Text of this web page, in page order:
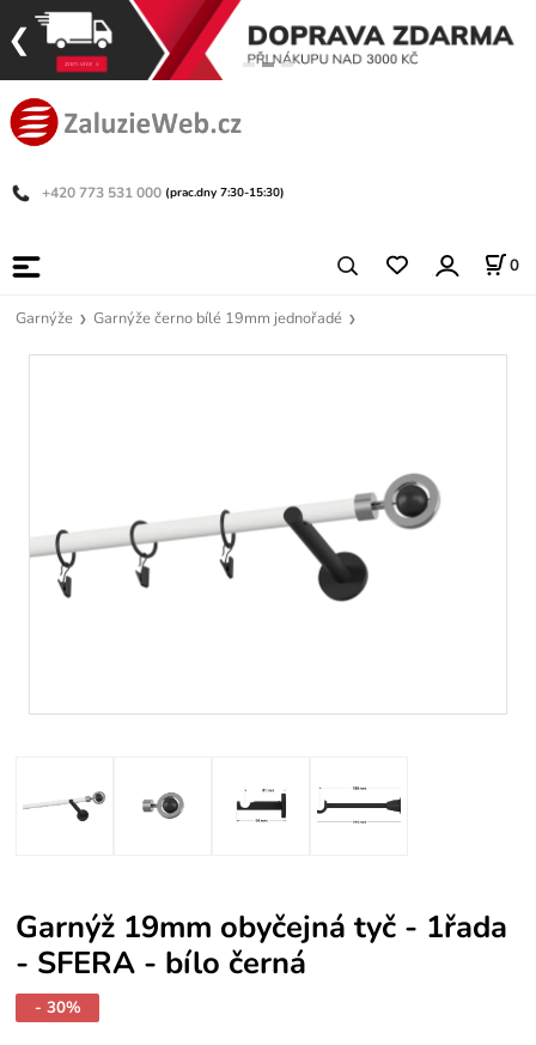
+420 773 531 000 (prac.dny 7:30-15:30)
0
Garnýže Garnýže černo bílé 19mm jednořadé
Garnýž 19mm obyčejná tyč - 1řada
- SFERA - bílo černá
- 30%